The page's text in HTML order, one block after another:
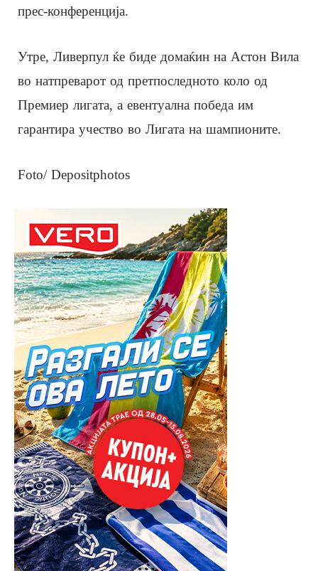
прес-конференција.
Утре, Ливерпул ќе биде домаќин на Астон Вила
во натпреварот од претпоследното коло од
Премиер лигата, а евентуална победа им
гарантира учество во Лигата на шампионите.
Foto/ Depositphotos